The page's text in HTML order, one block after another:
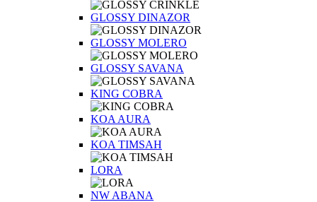
GLOSSY DINAZOR
GLOSSY MOLERO
GLOSSY SAVANA
KING COBRA
KOA AURA
KOA TIMSAH
LORA
NW ABANA